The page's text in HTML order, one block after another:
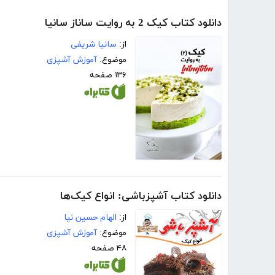
دانلود کتاب کیک 2 به روایت ساناز سانیا
از: سانیا شریفی
موضوع: آموزش آشپزی
۱۳۶ صفحه
دانلود کتاب آشپزباشی: انواع کیک‌ها
از: الهام حسین نیا
موضوع: آموزش آشپزی
۴۸ صفحه